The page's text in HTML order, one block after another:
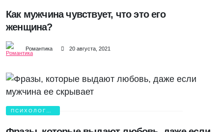
Как мужчина чувствует, что это его
женщина?
Романтика 20 августа, 2021
ПСИХОЛОГИЯ